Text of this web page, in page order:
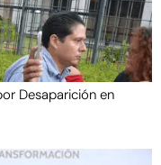
Desaparición en